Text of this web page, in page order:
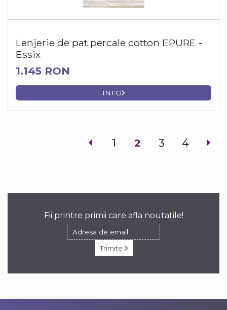
Lenjerie de pat percale cotton EPURE -
Essix
1.145 RON
INFO
1 2 3 4
Fii printre primii care afla noutatile!
Trimite